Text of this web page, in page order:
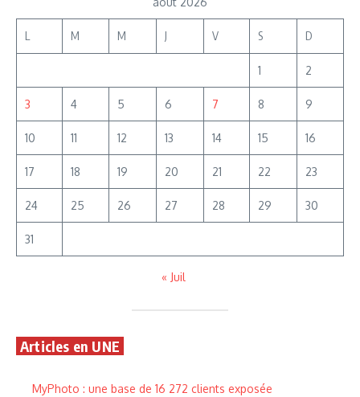
L M M J V S D
1 2
3 4 5 6 7 8 9
10 11 12 13 14 15 16
17 18 19 20 21 22 23
24 25 26 27 28 29 30
31
« Juil
Articles en UNE
MyPhoto : une base de 16 272 clients exposée